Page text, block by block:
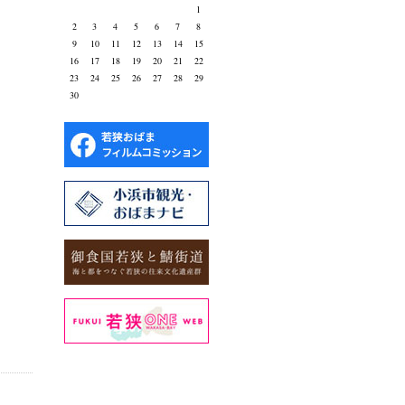
1
2
3 4 5 6 7
8
9
10 11 12 13 14
15
16
17 18 19 20 21
22
23
24 25 26 27 28
29
30